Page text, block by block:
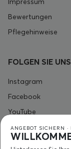
Bewertungen
Pflegehinweise
FOLGEN SIE UNS
Instagram
Facebook
YouTube
KONTAKT
ANGEBOT SICHERN